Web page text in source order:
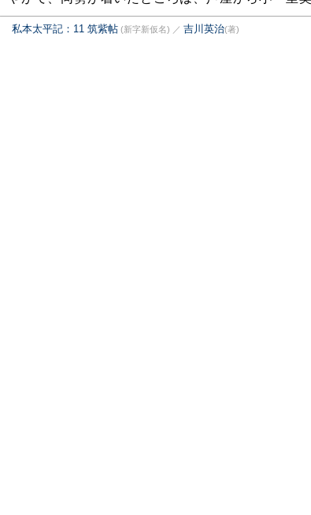
私本太平記：11 筑紫帖 (新字新仮名) ／ 吉川英治(著)